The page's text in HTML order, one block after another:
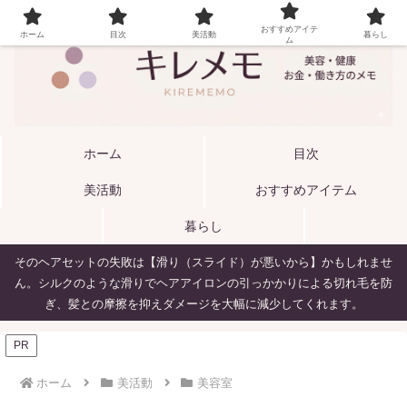
ホーム 目次
美活動 おすすめアイテム
暮らし
そのヘアセットの失敗は【滑り（スライド）が悪いから】かもしれませ
ん。シルクのような滑りでヘアアイロンの引っかかりによる切れ毛を防
ぎ、髪との摩擦を抑えダメージを大幅に減少してくれます。
PR
ホーム 美活動 美容室
ホーム 目次 美活動
おすすめアイテ
ム
暮らし